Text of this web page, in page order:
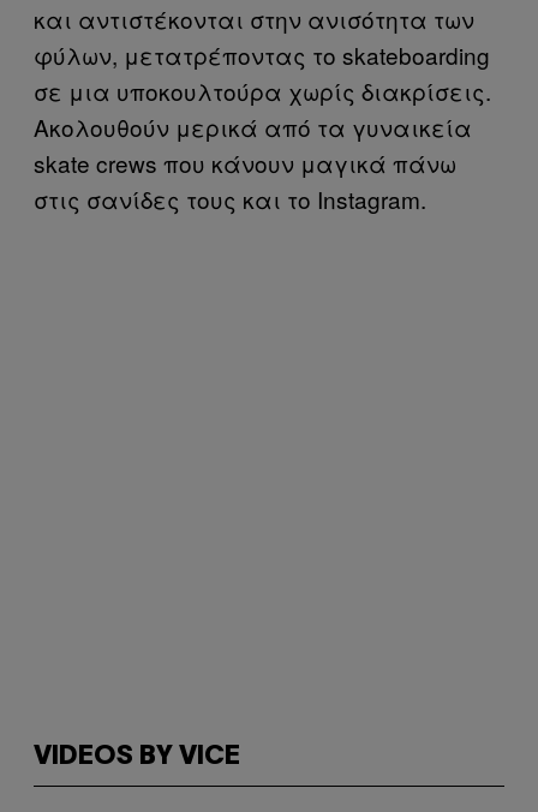
και αντιστέκονται στην ανισότητα των
φύλων, μετατρέποντας το skateboarding
σε μια υποκουλτούρα χωρίς διακρίσεις.
Ακολουθούν μερικά από τα γυναικεία
skate crews που κάνουν μαγικά πάνω
στις σανίδες τους και το Instagram.
VIDEOS BY VICE